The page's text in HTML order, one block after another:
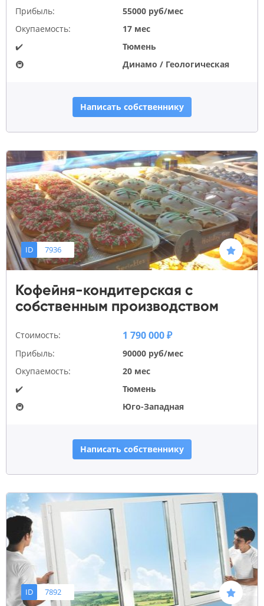
Прибыль:
55000 руб/мес
Окупаемость:
17 мес
✔️
Тюмень
🚇
Динамо / Геологическая
Написать собственнику
ID 7936
Кофейня-кондитерская с
собственным производством
Стоимость: 1 790 000 ₽
Прибыль:
90000 руб/мес
Окупаемость:
20 мес
✔️
Тюмень
🚇
Юго-Западная
Написать собственнику
ID 7892